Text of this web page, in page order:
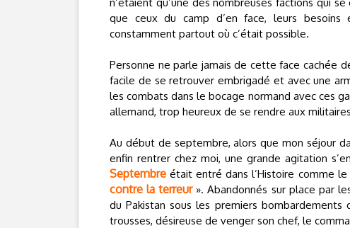
que ceux du camp d’en face, leurs
constamment partout où c’était possible.
Personne ne parle jamais de cette face cachée
facile de se retrouver embrigadé et avec une
les combats dans le bocage normand avec ces
allemand, trop heureux de se rendre aux
Au début de septembre, alors que mon séjour
enfin rentrer chez moi, une grande agitation
Septembreétait entré dans l’Histoire comme
contre la terreur». Abandonnés sur place par
du Pakistan sous les premiers
trousses, désireuse de venger son chef, le